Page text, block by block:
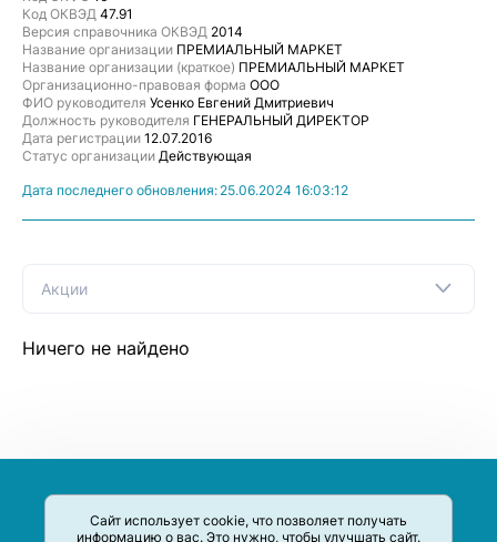
Сайт использует cookie, что позволяет получать
информацию о вас. Это нужно, чтобы улучшать сайт.
Код ОКВЭД 47.91
Версия справочника ОКВЭД 2014
Название организации ПРЕМИАЛЬНЫЙ МАРКЕТ
Название организации (краткое) ПРЕМИАЛЬНЫЙ МАРКЕТ
Организационно-правовая форма ООО
ФИО руководителя Усенко Евгений Дмитриевич
Должность руководителя ГЕНЕРАЛЬНЫЙ ДИРЕКТОР
Дата регистрации 12.07.2016
Статус организации Действующая
Дата последнего обновления: 25.06.2024 16:03:12
Акции
Ничего не найдено